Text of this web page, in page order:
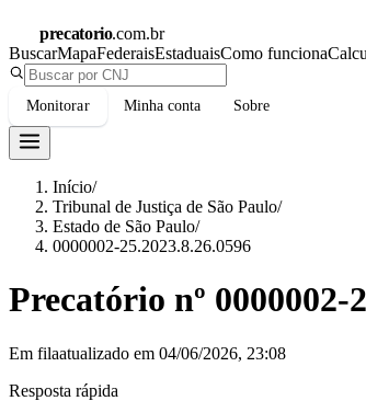
precatorio.com.br
BuscarMapaFederaisEstaduaisComo funciona
Monitorar Minha conta Sobre
Início/
Tribunal de Justiça de São Paulo/
Estado de São Paulo/
0000002-25.2023.8.26.0596
Precatório nº 0000002-
Em filaatualizado em 04/06/2026, 23:08
Resposta rápida